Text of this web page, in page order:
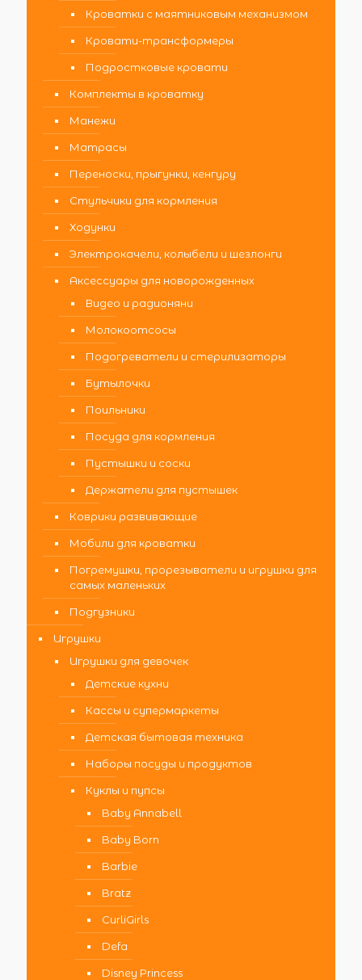
Кроватки с маятниковым механизмом
Кровати-трансформеры
Подростковые кровати
Комплекты в кроватку
Манежи
Матрасы
Переноски, прыгунки, кенгуру
Стульчики для кормления
Ходунки
Электрокачели, колыбели и шезлонги
Аксессуары для новорожденных
Видео и радионяни
Молокоотсосы
Подогреватели и стерилизаторы
Бутылочки
Поильники
Посуда для кормления
Пустышки и соски
Держатели для пустышек
Коврики развивающие
Мобили для кроватки
Погремушки, прорезыватели и игрушки для
самых маленьких
Подгузники
Игрушки
Игрушки для девочек
Детские кухни
Кассы и супермаркеты
Детская бытовая техника
Наборы посуды и продуктов
Куклы и пупсы
Baby Annabell
Baby Born
Barbie
Bratz
CurliGirls
Defa
Disney Princess